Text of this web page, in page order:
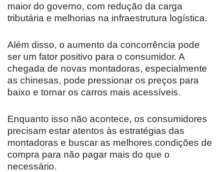
maior do governo, com redução da carga
tributária e melhorias na infraestrutura logística.
Além disso, o aumento da concorrência pode
ser um fator positivo para o consumidor. A
chegada de novas montadoras, especialmente
as chinesas, pode pressionar os preços para
baixo e tornar os carros mais acessíveis.
Enquanto isso não acontece, os consumidores
precisam estar atentos às estratégias das
montadoras e buscar as melhores condições de
compra para não pagar mais do que o
necessário.